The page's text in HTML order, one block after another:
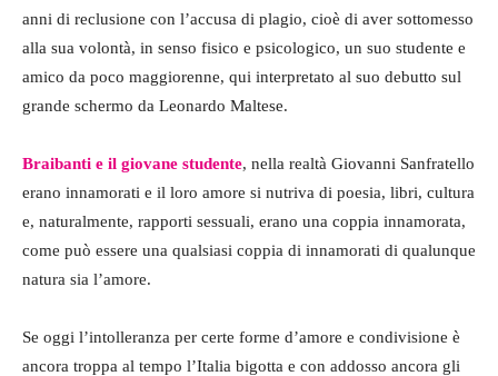
anni di reclusione con l’accusa di plagio, cioè di aver sottomesso
alla sua volontà, in senso fisico e psicologico, un suo studente e
amico da poco maggiorenne, qui interpretato al suo debutto sul
grande schermo da Leonardo Maltese.
Braibanti e il giovane studente, nella realtà Giovanni Sanfratello
erano innamorati e il loro amore si nutriva di poesia, libri, cultura
e, naturalmente, rapporti sessuali, erano una coppia innamorata,
come può essere una qualsiasi coppia di innamorati di qualunque
natura sia l’amore.
Se oggi l’intolleranza per certe forme d’amore e condivisione è
ancora troppa al tempo l’Italia bigotta e con addosso ancora gli